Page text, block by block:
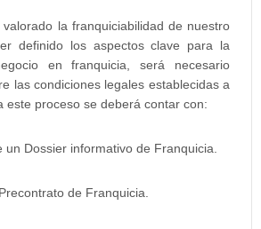
la franquiciabilidad de nuestro
definido los aspectos clave para la
en franquicia, será necesario
las condiciones legales establecidas a
este proceso se deberá contar con:
un Dossier informativo de Franquicia.
de Franquicia.